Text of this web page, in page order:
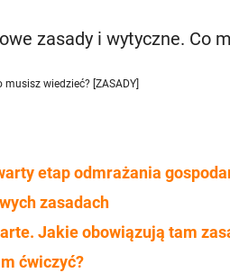
wiedzieć? [ZASADY]
etap odmrażania
zasadach
Jakie obowiązują tam
ćwiczyć?